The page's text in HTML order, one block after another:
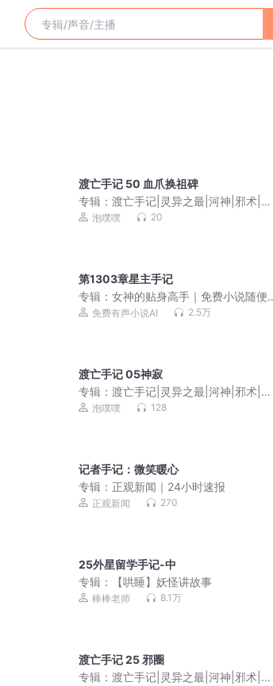
渡亡手记 50 血爪换祖碑
专辑：渡亡手记|灵异之最|河神|邪术|纸
新娘|灵异|僵尸|灵犬|镇邪|污秽|水猴子
泡噗噗 20
第1303章星主手记
专辑：女神的贴身高手｜免费小说随便
听｜美女爽文
免费有声小说AI 2.5万
渡亡手记 05神寂
专辑：渡亡手记|灵异之最|河神|邪术|纸
新娘|灵异|僵尸|灵犬|镇邪|污秽|水猴子
泡噗噗 128
记者手记：微笑暖心
专辑： 正观新闻｜24小时速报
正观新闻 270
25外星留学手记-中
专辑：
【哄睡】妖怪讲故事
棒棒老师 8.1万
渡亡手记 25 邪圈
专辑：渡亡手记|灵异之最|河神|邪术|纸